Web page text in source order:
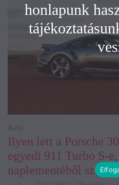
Ilyen lett a Porsche
egyedi 911 Turbo S-
naplementéből
Autó
honlapunk